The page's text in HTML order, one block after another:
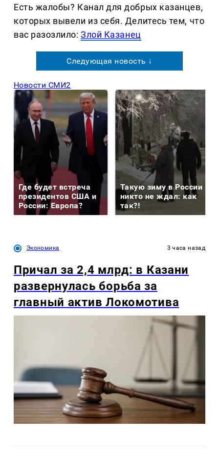
Есть жалобы? Канал для добрых казанцев,
которых вывели из себя. Делитеcь тем, что
вас разозлило:Злой Казанец
Следующая новость ↓
Новости СМИ2
Где будет встреча
президентов США и
России: Европа?
Такую зиму в России
никто не ждал: как
так?!
Экономика 3 часа назад
Причал за 2,4 млрд: в Казани
развернулась борьба за
главный актив Локомотива